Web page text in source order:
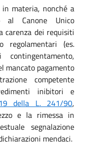
materia, nonché a
al Canone Unico
carenza dei requisiti
regolamentari (es.
mancato pagamento
competente
inibitori e
della L. 241/90,
e la rimessa in
segnalazione
mendaci.